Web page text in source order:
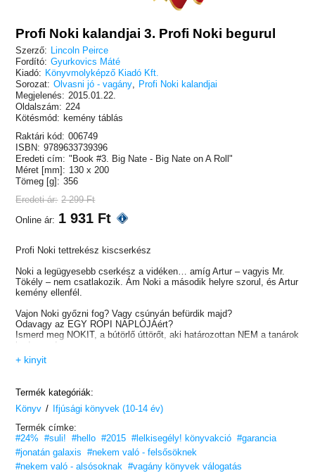
Profi Noki kalandjai 3. Profi Noki begurul
Szerző:
Lincoln Peirce
Fordító: Gyurkovics Máté
Kiadó: Könyvmolyképző Kiadó Kft.
Sorozat: Olvasni jó - vagány
Profi Noki kalandjai
Megjelenés: 2015.01.22.
Oldalszám: 224
Kötésmód: kemény táblás
Raktári kód: 006749
ISBN: 9789633739396
Eredeti cím: "Book #3. Big Nate - Big Nate on A Roll"
Méret [mm]: 130 x 200
Tömeg [g]: 356
Eredeti ár: 2 299 Ft
Online ár: 1 931 Ft
Profi Noki tettrekész kiscserkész
Noki a legügyesebb cserkész a vidéken… amíg Artur – vagyis Mr.
Tökély – nem csatlakozik. Ám Noki a második helyre szorul, és Artur
kemény ellenfél.
Vajon Noki győzni fog? Vagy csúnyán befürdik majd?
Odavagy az EGY ROPI NAPLÓJÁért?
Ismerd meg NOKIT, a bútörlő úttörőt, aki határozottan NEM a tanárok
kedvence!
+ kinyit
Termék kategóriák:
Könyv /
Ifjúsági könyvek (10-14 év)
Termék címke:
#24%
#suli! #hello #2015 #lelkisegély! könyvakció #garancia
#jonatán galaxis
#nekem való - felsősöknek
#nekem való - alsósoknak #vagány könyvek válogatás